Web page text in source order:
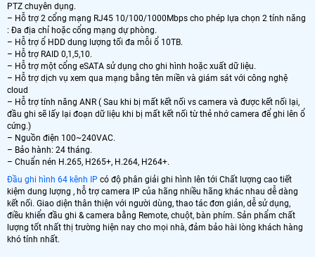
PTZ chuyên dụng.
– Hỗ trợ 2 cổng mạng RJ45 10/100/1000Mbps cho phép lựa chọn 2 tính năng
: Đa địa chỉ hoặc cổng mạng dự phòng.
– Hỗ trợ ổ HDD dung lượng tối đa mỗi ổ 10TB.
– Hỗ trợ RAID 0,1,5,10.
– Hỗ trợ một cổng eSATA sử dụng cho ghi hình hoặc xuất dữ liệu.
– Hỗ trợ dịch vụ xem qua mạng bằng tên miền và giám sát với công nghệ
cloud
– Hỗ trợ tính năng ANR ( Sau khi bị mất kết nối vs camera và được kết nối lại,
đầu ghi sẽ lấy lại đoạn dữ liệu khi bị mất kết nối từ thẻ nhớ camera để ghi lên ổ
cứng.)
– Nguồn điện 100~240VAC.
– Bảo hành: 24 tháng.
– Chuẩn nén H.265, H265+, H.264, H264+.
Đầu ghi hình 64 kênh IP có độ phân giải ghi hình lên tới Chất lượng cao tiết
kiệm dung lượng , hỗ trợ camera IP của hãng nhiều hãng khác nhau dễ dàng
kết nối. Giao diện thân thiện với người dùng, thao tác đơn giản, dễ sử dụng,
điều khiển đầu ghi & camera bằng Remote, chuột, bàn phím. Sản phẩm chất
lượng tốt nhất thị trường hiện nay cho mọi nhà, đảm bảo hài lòng khách hàng
khó tính nhất.